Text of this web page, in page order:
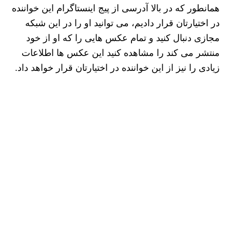
همانطور که در بالا آدرسی از پیج اینستاگرام این خواننده
در اختیارتان قرار دادیم، می توانید او را در این شبکه
مجازی دنبال کنید و تمام عکس‌ هایی را که او از خود
منتشر می کند را مشاهده کنید این عکس ها اطلاعات
زیادی را نیز از این خواننده در اختیارتان قرار خواهد داد.